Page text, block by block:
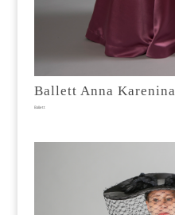
Ballett Anna Karenina
Ballett